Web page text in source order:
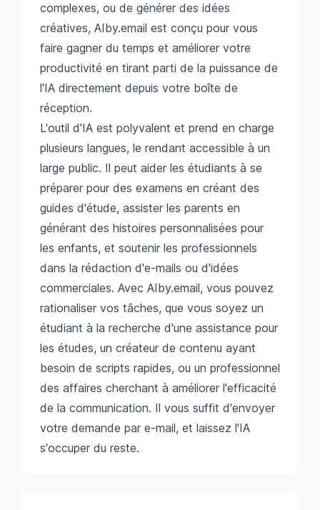
complexes, ou de générer des idées
créatives, AIby.email est conçu pour vous
faire gagner du temps et améliorer votre
productivité en tirant parti de la puissance de
l'IA directement depuis votre boîte de
réception.
L'outil d'IA est polyvalent et prend en charge
plusieurs langues, le rendant accessible à un
large public. Il peut aider les étudiants à se
préparer pour des examens en créant des
guides d'étude, assister les parents en
générant des histoires personnalisées pour
les enfants, et soutenir les professionnels
dans la rédaction d'e-mails ou d'idées
commerciales. Avec AIby.email, vous pouvez
rationaliser vos tâches, que vous soyez un
étudiant à la recherche d'une assistance pour
les études, un créateur de contenu ayant
besoin de scripts rapides, ou un professionnel
des affaires cherchant à améliorer l'efficacité
de la communication. Il vous suffit d'envoyer
votre demande par e-mail, et laissez l'IA
s'occuper du reste.